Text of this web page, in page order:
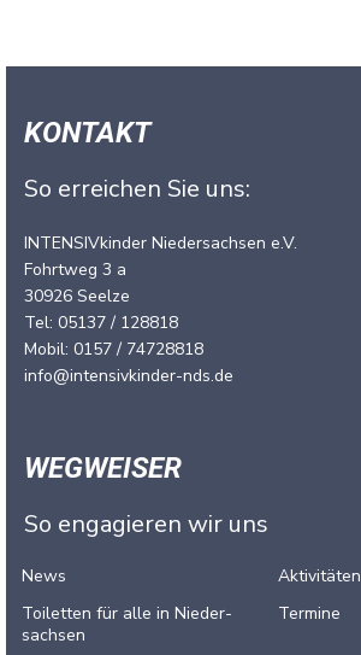
KONTAKT
So erreichen Sie uns:
INTENSIVkinder Niedersachsen e.V.
Fohrtweg 3 a
30926 Seelze
Tel: 05137 / 128818
Mobil: 0157 / 74728818
info@intensivkinder-nds.de
WEGWEISER
So engagieren wir uns
News
Toiletten für alle in Nieder­
sachsen
Aktivitäten
Termine